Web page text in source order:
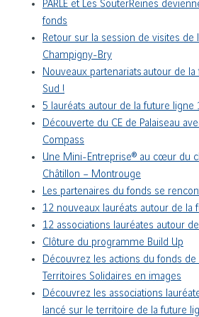
PARLE et Les SouterReines
fonds
Retour sur la session de visites de
Champigny-Bry
Nouveaux partenariats autour de
Sud !
5 lauréats autour de la future ligne
Découverte du CE de Palaiseau
Compass
Une Mini-Entreprise® au cœur du
Châtillon – Montrouge
Les partenaires du fonds se
12 nouveaux lauréats autour de la
12 associations lauréates autour
Clôture du programme Build Up
Découvrez les actions du fonds de
Territoires Solidaires en images
Découvrez les associations
lancé sur le territoire de la future